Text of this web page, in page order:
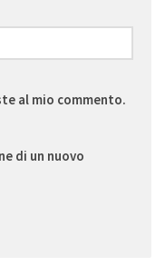
al mio commento.
di un nuovo